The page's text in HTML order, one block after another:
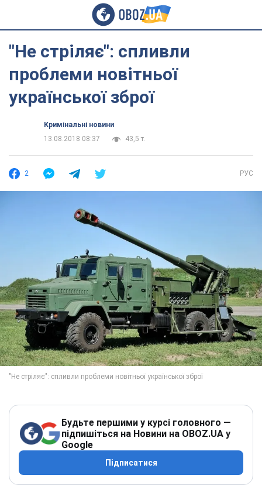
"Не стріляє": спливли
проблеми новітньої
української зброї
Кримінальні новини
13.08.2018 08:37
43,5 т.
2 РУС
Будьте першими у курсі головного —
підпишіться на Новини на OBOZ.UA у
Google
Підписатися